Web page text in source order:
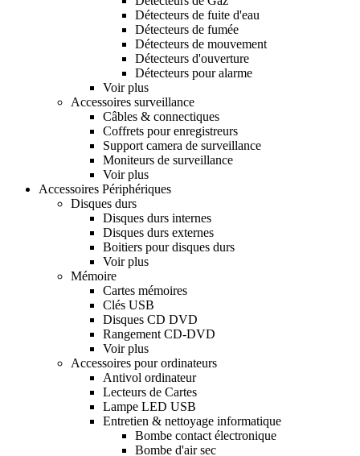
Détecteurs de fuite d'eau
Détecteurs de fumée
Détecteurs de mouvement
Détecteurs d'ouverture
Détecteurs pour alarme
Voir plus
Accessoires surveillance
Câbles & connectiques
Coffrets pour enregistreurs
Support camera de surveillance
Moniteurs de surveillance
Voir plus
Accessoires Périphériques
Disques durs
Disques durs internes
Disques durs externes
Boitiers pour disques durs
Voir plus
Mémoire
Cartes mémoires
Clés USB
Disques CD DVD
Rangement CD-DVD
Voir plus
Accessoires pour ordinateurs
Antivol ordinateur
Lecteurs de Cartes
Lampe LED USB
Entretien & nettoyage informatique
Bombe contact électronique
Bombe d'air sec